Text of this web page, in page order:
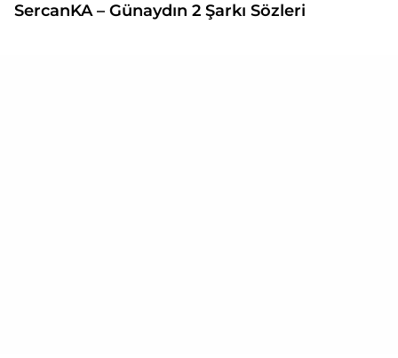
SercanKA – Günaydın 2 Şarkı Sözleri